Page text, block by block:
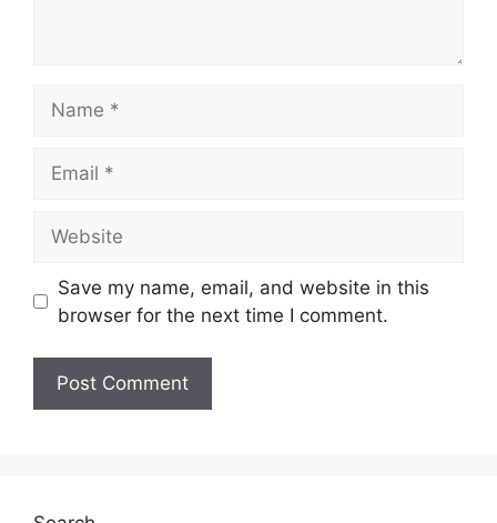
Save my name, email, and website in this
browser for the next time I comment.